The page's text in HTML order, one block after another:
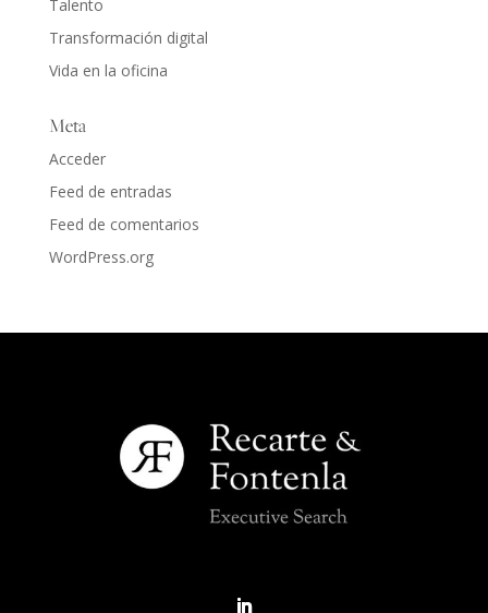
Talento
Transformación digital
Vida en la oficina
Meta
Acceder
Feed de entradas
Feed de comentarios
WordPress.org